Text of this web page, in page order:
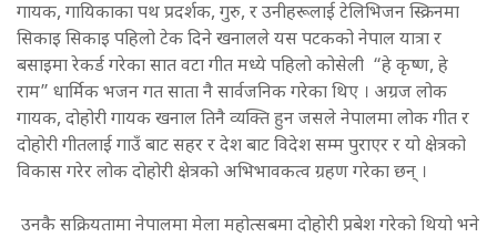
गायक, गायिकाका पथ प्रदर्शक, गुरु, र उनीहरूलाई टेलिभिजन स्क्रिनमा
सिकाइ सिकाइ पहिलो टेक दिने खनालले यस पटकको नेपाल यात्रा र
बसाइमा रेकर्ड गरेका सात वटा गीत मध्ये पहिलो कोसेली “हे कृष्ण, हे
राम” धार्मिक भजन गत साता नै सार्वजनिक गरेका थिए । अग्रज लोक
गायक, दोहोरी गायक खनाल तिनै व्यक्ति हुन जसले नेपालमा लोक गीत र
दोहोरी गीतलाई गाउँ बाट सहर र देश बाट विदेश सम्म पुराएर र यो क्षेत्रको
विकास गरेर लोक दोहोरी क्षेत्रको अभिभावकत्व ग्रहण गरेका छन् ।
उनकै सक्रियतामा नेपालमा मेला महोत्सबमा दोहोरी प्रबेश गरेको थियो भने